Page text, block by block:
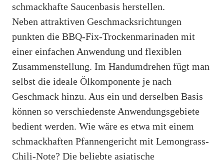
schmackhafte Saucenbasis herstellen.
Neben attraktiven Geschmacksrichtungen
punkten die BBQ-Fix-Trockenmarinaden mit
einer einfachen Anwendung und flexiblen
Zusammenstellung. Im Handumdrehen fügt man
selbst die ideale Ölkomponente je nach
Geschmack hinzu. Aus ein und derselben Basis
können so verschiedenste Anwendungsgebiete
bedient werden. Wie wäre es etwa mit einem
schmackhaften Pfannengericht mit Lemongrass-
Chili-Note? Die beliebte asiatische